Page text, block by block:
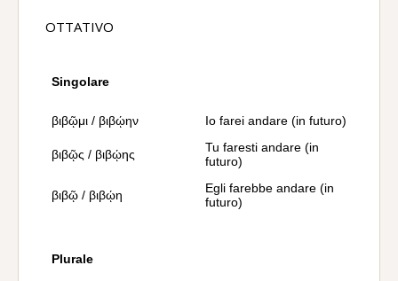
OTTATIVO
Singolare
βιβῷμι / βιβῴην Io farei andare (in futuro)
βιβῷς / βιβῴης
Tu faresti andare (in
futuro)
βιβῷ / βιβῴη
Egli farebbe andare (in
futuro)
Plurale